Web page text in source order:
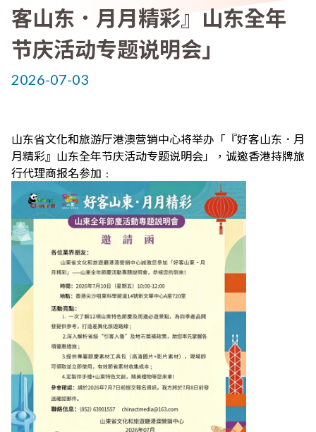
客山东．月月精彩』山东全年
节庆活动专题说明会」
2026-07-03
山东省文化和旅游厅港澳营销中心将举办「『好客山东．月
月精彩』山东全年节庆活动专题说明会」，诚邀香港持牌旅
行代理商报名参加﹕